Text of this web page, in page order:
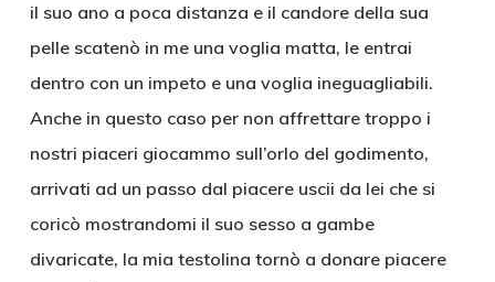
il suo ano a poca distanza e il candore della sua
pelle scatenò in me una voglia matta, le entrai
dentro con un impeto e una voglia ineguagliabili.
Anche in questo caso per non affrettare troppo i
nostri piaceri giocammo sull’orlo del godimento,
arrivati ad un passo dal piacere uscii da lei che si
coricò mostrandomi il suo sesso a gambe
divaricate, la mia testolina tornò a donare piacere